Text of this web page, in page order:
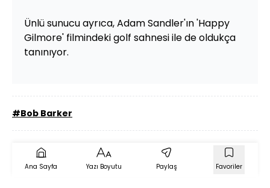
Ünlü sunucu ayrıca, Adam Sandler'ın 'Happy
Gilmore' filmindeki golf sahnesi ile de oldukça
tanınıyor.
#Bob Barker
Ana Sayfa Yazı Boyutu Paylaş Favoriler